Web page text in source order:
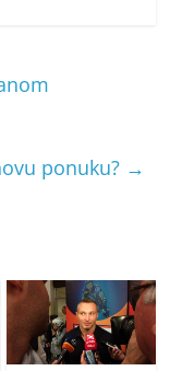
ponuku? →